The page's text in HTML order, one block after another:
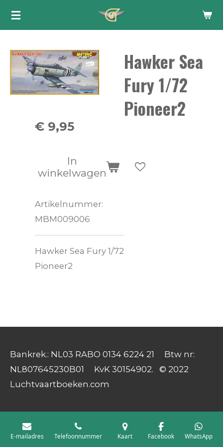
Ga
de
hoofdinhoud
Hawker Sea
Fury 1/72
Pioneer2
€ 9,95
In
winkelwagen
Artikelnummer:
MBM009006
Hawker Sea Fury 1/72
Pioneer2
Bankrek.: NL03 RABO 0134 6224 21 Btw nr:
NL807645230B01 KvK 30154902. © 2022
Luchtvaartboeken.com
E-mailadres Telefoonnummer Kaart Facebook WhatsApp